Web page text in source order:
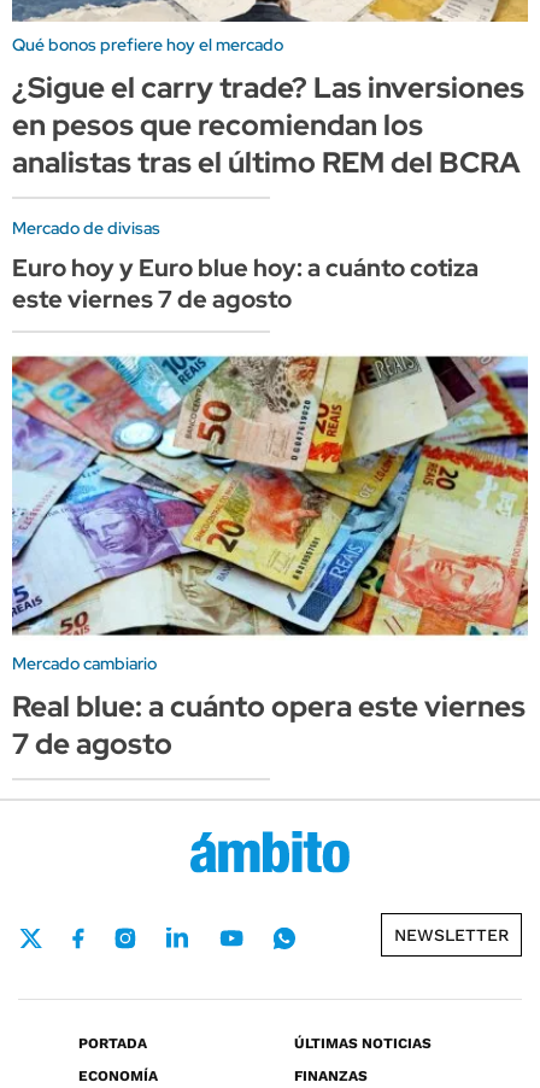
Qué bonos prefiere hoy el mercado
¿Sigue el carry trade? Las inversiones
en pesos que recomiendan los
analistas tras el último REM del BCRA
Mercado de divisas
Euro hoy y Euro blue hoy: a cuánto cotiza
este viernes 7 de agosto
Mercado cambiario
Real blue: a cuánto opera este viernes
7 de agosto
NEWSLETTER
PORTADA
ÚLTIMAS NOTICIAS
ECONOMÍA
FINANZAS